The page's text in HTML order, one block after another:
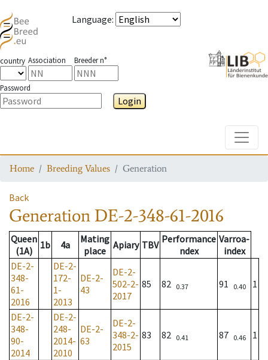
Language:
country Association Breeder n°
Password
Login
Home Breeding Values Generation
Back
Generation DE-2-348-61-2016
Queen
(1A)
1b 4a
Mating
place Apiary TBV Performance
ndex
Varroa-
index
DE-2-
348-
61-
2016
DE-2-
172-
1-
2013
DE-2-
43
DE-2-
502-2-
2017
85 82 0.37 91 0.40 1
DE-2-
348-
90-
2014
DE-2-
248-
2014-
2010
DE-2-
63
DE-2-
348-2-
2015
83 82 0.41 87 0.46 1